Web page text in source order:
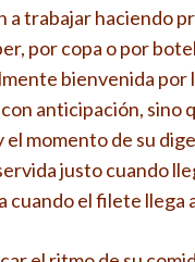
a trabajar haciendo
por copa o por
bienvenida
anticipación, sino
el momento de su
justo cuando
cuando el filete llega